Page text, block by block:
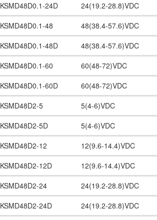
KSMD48D0.1-24D 24(19.2-28.8)VDC
KSMD48D0.1-48 48(38.4-57.6)VDC
KSMD48D0.1-48D 48(38.4-57.6)VDC
KSMD48D0.1-60 60(48-72)VDC
KSMD48D0.1-60D 60(48-72)VDC
KSMD48D2-5 5(4-6)VDC
KSMD48D2-5D 5(4-6)VDC
KSMD48D2-12 12(9.6-14.4)VDC
KSMD48D2-12D 12(9.6-14.4)VDC
KSMD48D2-24 24(19.2-28.8)VDC
KSMD48D2-24D 24(19.2-28.8)VDC